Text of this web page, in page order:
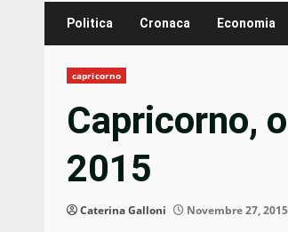
Politica Cronaca Economia
capricorno
Capricorno,
2015
Caterina Galloni Novembre 27, 2015